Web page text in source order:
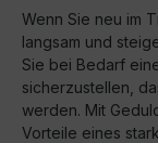
Wenn Sie neu im
langsam und
Sie bei Bedarf
sicherzustellen,
werden. Mit
Vorteile eines